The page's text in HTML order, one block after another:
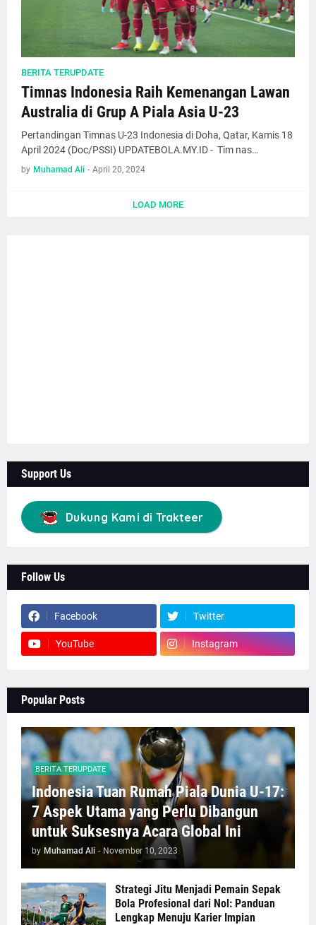
BERITA TERUPDATE
Timnas Indonesia Raih Kemenangan Lawan
Australia di Grup A Piala Asia U-23
Pertandingan Timnas U-23 Indonesia di Doha, Qatar, Kamis 18
April 2024 (Doc/PSSI) UPDATEBOLA.MY.ID - Tim nas…
by Muhamad Ali - April 20, 2024
LOAD MORE
Support Us
Dukung Kami di Trakteer
Follow Us
Facebook Twitter
YouTube Instagram
Popular Posts
BERITA TERUPDATE
Indonesia Tuan Rumah Piala Dunia U-17:
7 Aspek Utama yang Perlu Dibangun
untuk Suksesnya Acara Global Ini
by Muhamad Ali - November 10, 2023
Strategi Jitu Menjadi Pemain Sepak
Bola Profesional dari Nol: Panduan
Lengkap Menuju Karier Impian